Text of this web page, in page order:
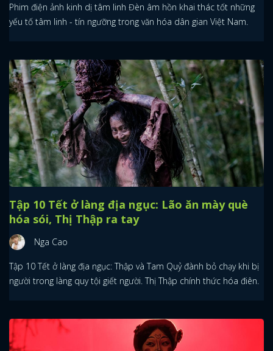
Phim điện ảnh kinh dị tâm linh Đèn âm hồn khai thác tốt những
yếu tố tâm linh - tín ngưỡng trong văn hóa dân gian Việt Nam.
Tập 10 Tết ở làng địa ngục: Lão ăn mày què
hóa sói, Thị Thập ra tay
Nga Cao
Tập 10 Tết ở làng địa ngục: Thập và Tam Quỷ đành bỏ chạy khi bị
người trong làng quy tội giết người. Thị Thập chính thức hóa điên.